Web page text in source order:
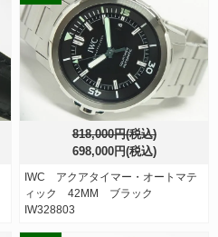
818,000円(税込)
698,000円(税込)
IWC アクアタイマー・オートマテ
ィック 42MM ブラック
IW328803